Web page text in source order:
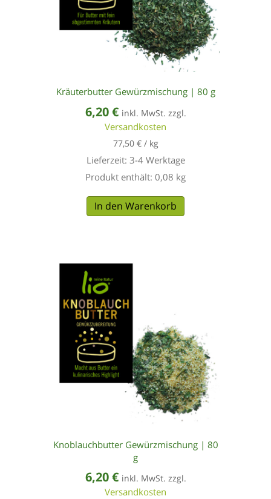
Kräuterbutter Gewürzmischung | 80 g
6,20€ inkl. MwSt. zzgl.
Versandkosten
77,50 €/ kg
Lieferzeit: 3-4 Werktage
Produkt enthält: 0,08 kg
In den Warenkorb
Knoblauchbutter Gewürzmischung | 80
g
6,20€ inkl. MwSt. zzgl.
Versandkosten